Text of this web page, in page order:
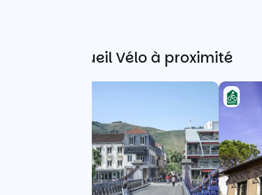
Autres Accueil Vélo à proximité